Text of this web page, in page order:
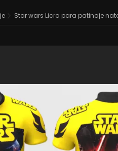
Star wars Licra para patinaje